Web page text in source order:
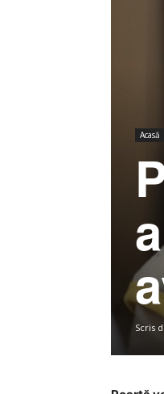
Acasă
Scris